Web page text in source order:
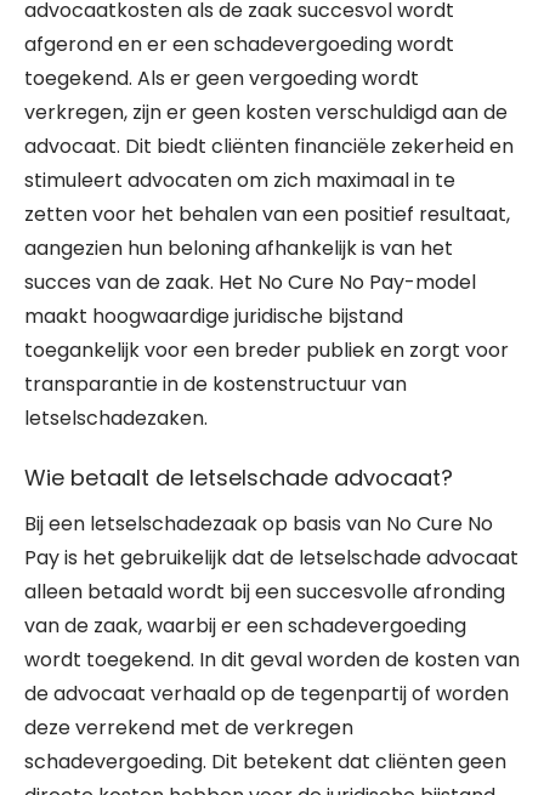
advocaatkosten als de zaak succesvol wordt
afgerond en er een schadevergoeding wordt
toegekend. Als er geen vergoeding wordt
verkregen, zijn er geen kosten verschuldigd aan de
advocaat. Dit biedt cliënten financiële zekerheid en
stimuleert advocaten om zich maximaal in te
zetten voor het behalen van een positief resultaat,
aangezien hun beloning afhankelijk is van het
succes van de zaak. Het No Cure No Pay-model
maakt hoogwaardige juridische bijstand
toegankelijk voor een breder publiek en zorgt voor
transparantie in de kostenstructuur van
letselschadezaken.
Wie betaalt de letselschade advocaat?
Bij een letselschadezaak op basis van No Cure No
Pay is het gebruikelijk dat de letselschade advocaat
alleen betaald wordt bij een succesvolle afronding
van de zaak, waarbij er een schadevergoeding
wordt toegekend. In dit geval worden de kosten van
de advocaat verhaald op de tegenpartij of worden
deze verrekend met de verkregen
schadevergoeding. Dit betekent dat cliënten geen